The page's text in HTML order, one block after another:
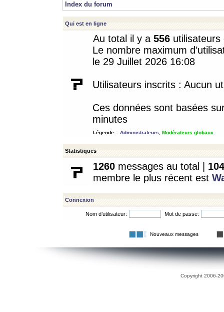
Index du forum
Qui est en ligne
Au total il y a 556
Le nombre maximum
le 29 Juillet 2026 16:08
Utilisateurs inscrits : Aucun
Ces données sont basées
minutes
Légende :: Administrateurs Modérateurs globaux
Statistiques
1260 messages au total | 104
membre le plus récent est
Connexion
Nom d’utilisateur: Mot de passe:
Nouveaux messages
Copyright 2006-